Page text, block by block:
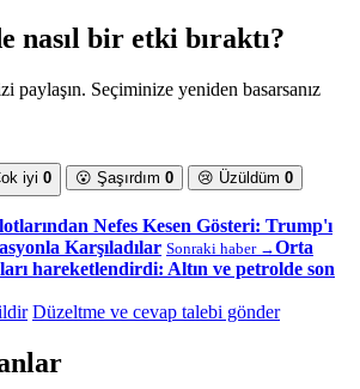
nasıl bir etki bıraktı?
paylaşın. Seçiminize yeniden basarsanız
iyi 0 😮 Şaşırdım 0 😢 Üzüldüm 0
Nefes Kesen Gösteri: Trump'ı
Karşıladılar Sonraki haber →Orta
hareketlendirdi: Altın ve petrolde son
Düzeltme ve cevap talebi gönder